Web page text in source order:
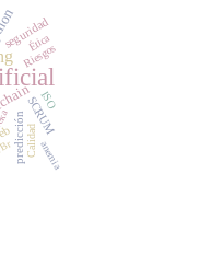
SCRUM
seguridad
predicción
ISO
Riesgos
Ética
Calidadanemia